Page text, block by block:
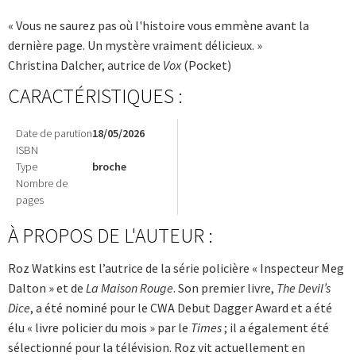
« Vous ne saurez pas où l'histoire vous emmène avant la
dernière page. Un mystère vraiment délicieux. »
Christina Dalcher, autrice de Vox(Pocket)
CARACTÉRISTIQUES :
Date de parution
ISBN
Type
Nombre de
pages
18/05/2026
broche
À PROPOS DE L'AUTEUR :
Roz Watkins est l’autrice de la série policière « Inspecteur Meg
Dalton » et de La Maison Rouge. Son premier livre, The Devil’s
Dice, a été nominé pour le CWA Debut Dagger Award et a été
élu « livre policier du mois » par le Times; il a également été
sélectionné pour la ­télévision. Roz vit actuellement en